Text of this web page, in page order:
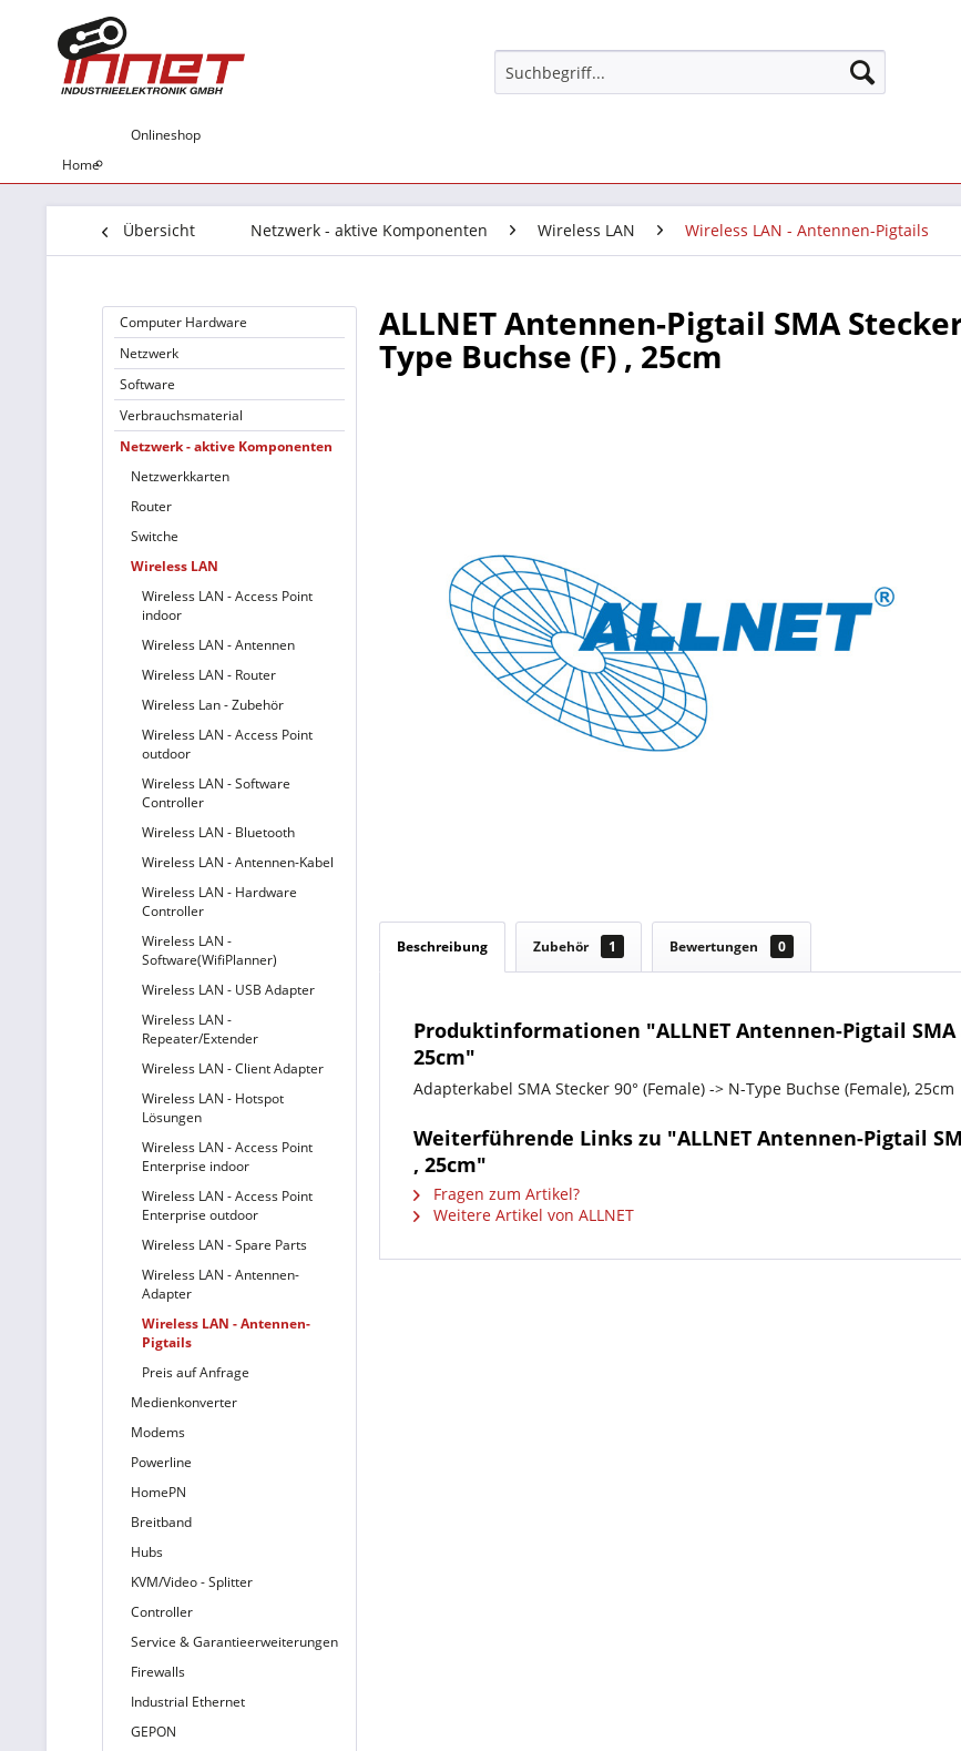
Home
Onlineshop
Übersicht Netzwerk - aktive Komponenten Wireless LAN Wireless LAN - Antennen-Pigtails
Computer Hardware
Netzwerk
Software
Verbrauchsmaterial
Netzwerk - aktive Komponenten
Netzwerkkarten
Router
Switche
Wireless LAN
Wireless LAN - Access Point
indoor
Wireless LAN - Antennen
Wireless LAN - Router
Wireless Lan - Zubehör
Wireless LAN - Access Point
outdoor
Wireless LAN - Software
Controller
Wireless LAN - Bluetooth
Wireless LAN - Antennen-Kabel
Wireless LAN - Hardware
Controller
Wireless LAN -
Software(WifiPlanner)
Wireless LAN - USB Adapter
Wireless LAN -
Repeater/Extender
Wireless LAN - Client Adapter
Wireless LAN - Hotspot
Lösungen
Wireless LAN - Access Point
Enterprise indoor
Wireless LAN - Access Point
Enterprise outdoor
Wireless LAN - Spare Parts
Wireless LAN - Antennen-
Adapter
Wireless LAN - Antennen-
Pigtails
Preis auf Anfrage
Medienkonverter
Modems
Powerline
HomePN
Breitband
Hubs
KVM/Video - Splitter
Controller
Service & Garantieerweiterungen
Firewalls
Industrial Ethernet
GEPON
ALLNET Antennen-Pigtail SMA
Type Buchse (F) , 25cm
Beschreibung Zubehör 1 Bewertungen 0
Produktinformationen "ALLNET Antennen-Pigtail SMA
25cm"
Adapterkabel SMA Stecker 90° (Female) -> N-Type Buchse (Female), 25cm
Weiterführende Links zu "ALLNET Antennen-Pigtail
, 25cm"
Fragen zum Artikel?
Weitere Artikel von ALLNET